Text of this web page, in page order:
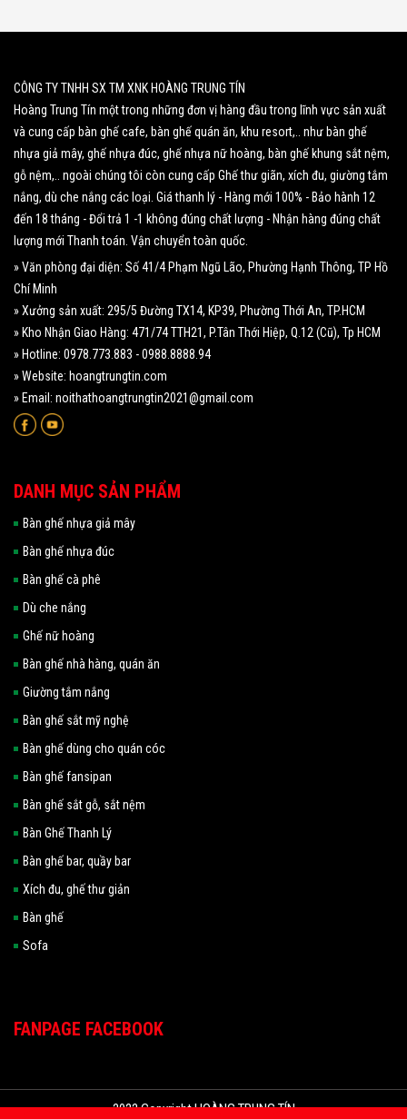
CÔNG TY TNHH SX TM XNK HOÀNG TRUNG TÍN
Hoàng Trung Tín một trong những đơn vị hàng đầu trong lĩnh vực sản xuất
và cung cấp bàn ghế cafe, bàn ghế quán ăn, khu resort,.. như bàn ghế
nhựa giả mây, ghế nhựa đúc, ghế nhựa nữ hoàng, bàn ghế khung sắt nệm,
gỗ nệm,.. ngoài chúng tôi còn cung cấp Ghế thư giãn, xích đu, giường tắm
nắng, dù che nắng các loại. Giá thanh lý - Hàng mới 100% - Bảo hành 12
đến 18 tháng - Đổi trả 1 -1 không đúng chất lượng - Nhận hàng đúng chất
lượng mới Thanh toán. Vận chuyển toàn quốc.
» Văn phòng đại diện: Số 41/4 Phạm Ngũ Lão, Phường Hạnh Thông, TP Hồ
Chí Minh
» Xưởng sản xuất: 295/5 Đường TX14, KP39, Phường Thới An, TP.HCM
» Kho Nhận Giao Hàng: 471/74 TTH21, P.Tân Thới Hiệp, Q.12 (Cũ), Tp HCM
» Hotline: 0978.773.883 - 0988.8888.94
» Website: hoangtrungtin.com
» Email: noithathoangtrungtin2021@gmail.com
DANH MỤC SẢN PHẨM
Bàn ghế nhựa giả mây
Bàn ghế nhựa đúc
Bàn ghế cà phê
Dù che nắng
Ghế nữ hoàng
Bàn ghế nhà hàng, quán ăn
Giường tắm nắng
Bàn ghế sắt mỹ nghệ
Bàn ghế dùng cho quán cóc
Bàn ghế fansipan
Bàn ghế sắt gỗ, sắt nệm
Bàn Ghế Thanh Lý
Bàn ghế bar, quầy bar
Xích đu, ghế thư giản
Bàn ghế
Sofa
FANPAGE FACEBOOK
2022 Copyright HOÀNG TRUNG TÍN